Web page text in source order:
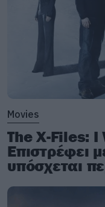
Movies
The X-Files:
Επιστρέφει
υπόσχεται